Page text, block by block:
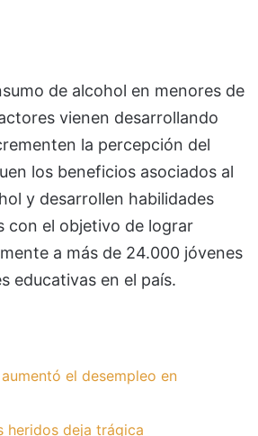
de alcohol en menores de
vienen desarrollando
la percepción del
los beneficios asociados al
y desarrollen habilidades
con el objetivo de lograr
a más de 24.000 jóvenes
educativas en el país.
el desempleo en
heridos deja trágica